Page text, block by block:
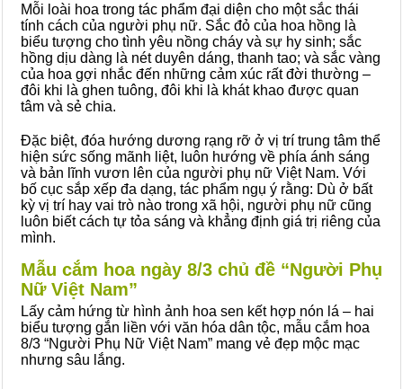
Mỗi loài hoa trong tác phẩm đại diện cho một sắc thái
tính cách của người phụ nữ. Sắc đỏ của hoa hồng là
biểu tượng cho tình yêu nồng cháy và sự hy sinh; sắc
hồng dịu dàng là nét duyên dáng, thanh tao; và sắc vàng
của hoa gợi nhắc đến những cảm xúc rất đời thường –
đôi khi là ghen tuông, đôi khi là khát khao được quan
tâm và sẻ chia.
Đặc biệt, đóa hướng dương rạng rỡ ở vị trí trung tâm thể
hiện sức sống mãnh liệt, luôn hướng về phía ánh sáng
và bản lĩnh vươn lên của người phụ nữ Việt Nam. Với
bố cục sắp xếp đa dạng, tác phẩm ngụ ý rằng: Dù ở bất
kỳ vị trí hay vai trò nào trong xã hội, người phụ nữ cũng
luôn biết cách tự tỏa sáng và khẳng định giá trị riêng của
mình.
Mẫu cắm hoa ngày 8/3 chủ đề “Người Phụ
Nữ Việt Nam”
Lấy cảm hứng từ hình ảnh hoa sen kết hợp nón lá – hai
biểu tượng gắn liền với văn hóa dân tộc, mẫu cắm hoa
8/3 “Người Phụ Nữ Việt Nam” mang vẻ đẹp mộc mạc
nhưng sâu lắng.